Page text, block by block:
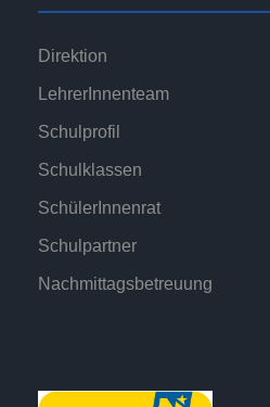
Direktion
LehrerInnenteam
Schulprofil
Schulklassen
SchülerInnenrat
Schulpartner
Nachmittagsbetreuung